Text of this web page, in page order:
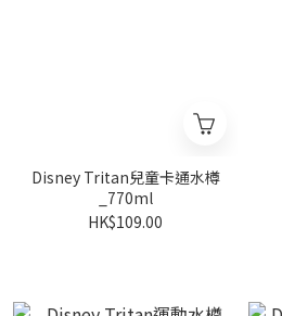
Disney Tritan兒童卡通水樽
_770ml
HK$109.00